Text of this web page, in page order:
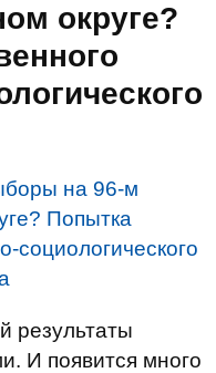
округе?
результаты
И появится много